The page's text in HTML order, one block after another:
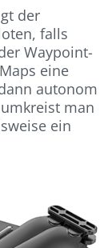
der
falls
Waypoint-
eine
autonom
man
ein